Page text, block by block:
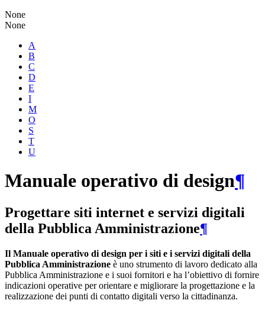
None
None
A
B
C
D
E
I
M
O
S
T
U
Manuale operativo di design¶
Progettare siti internet e servizi digitali
della Pubblica Amministrazione¶
Il Manuale operativo di design per i siti e i servizi digitali della
Pubblica Amministrazione è uno strumento di lavoro dedicato alla
Pubblica Amministrazione e i suoi fornitori e ha l’obiettivo di fornire
indicazioni operative per orientare e migliorare la progettazione e la
realizzazione dei punti di contatto digitali verso la cittadinanza.